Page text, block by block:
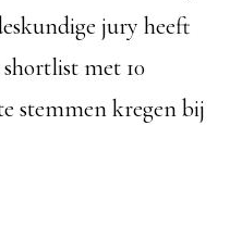
jury heeft
met 10
stemmen kregen bij